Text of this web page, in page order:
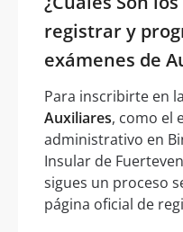
registrar y
exámenes de
Para inscribirte en
Auxiliares, como el
administrativo en
Insular de
sigues un proceso
página oficial de